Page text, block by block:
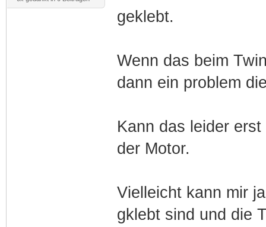
geklebt.
Wenn das beim
dann ein problem
Kann das leider
der Motor.
Vielleicht kann mir
gklebt sind und die